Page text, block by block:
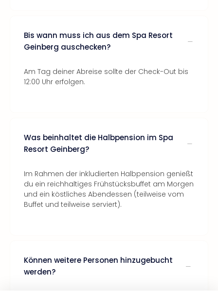
Bis wann muss ich aus dem Spa Resort
Geinberg auschecken?
Am Tag deiner Abreise sollte der Check-Out bis
12:00 Uhr erfolgen.
Was beinhaltet die Halbpension im Spa
Resort Geinberg?
Im Rahmen der inkludierten Halbpension genießt
du ein reichhaltiges Frühstücksbuffet am Morgen
und ein köstliches Abendessen (teilweise vom
Buffet und teilweise serviert).
Können weitere Personen hinzugebucht
werden?